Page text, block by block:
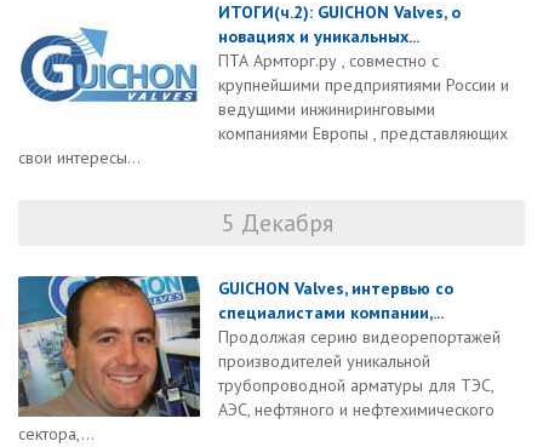
ИТОГИ(ч.2): GUICHON Valves, о
новациях и уникальных...
ПТА Армторг.ру , совместно с
крупнейшими предприятиями России и
ведущими инжиниринговыми
компаниями Европы , представляющих
свои интересы...
5 Декабря
GUICHON Valves, интервью со
специалистами компании,...
Продолжая серию видеорепортажей
производителей уникальной
трубопроводной арматуры для ТЭС,
АЭС, нефтяного и нефтехимического
сектора,...